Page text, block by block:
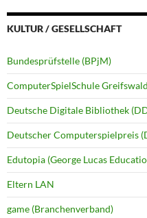
KULTUR / GESELLSCHAFT
Bundesprüfstelle (BPjM)
ComputerSpielSchule Greifswald
Deutsche Digitale Bibliothek
Deutscher Computerspielpreis
Edutopia (George Lucas
Eltern LAN
game (Branchenverband)